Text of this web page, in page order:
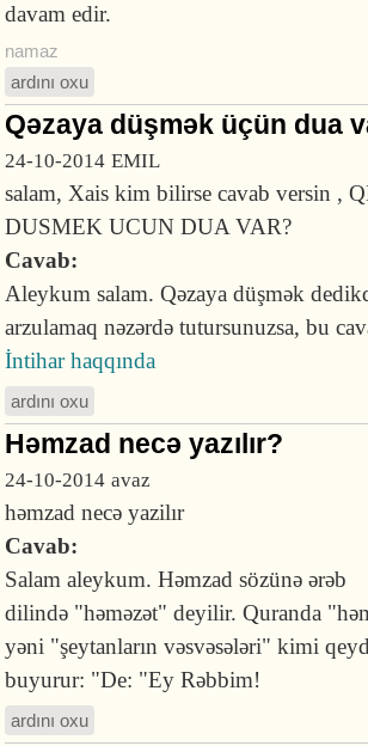
davam edir.
namaz
ardını oxu
Qəzaya düşmək üçün dua
24-10-2014 EMIL
salam, Xais kim bilirse cavab versin ,
DUSMEK UCUN DUA VAR?
Cavab:
Aleykum salam. Qəzaya düşmək
arzulamaq nəzərdə tutursunuzsa, bu
İntihar haqqında
ardını oxu
Həmzad necə yazılır?
24-10-2014 avaz
həmzad necə yazilır
Cavab:
Salam aleykum. Həmzad sözünə ərəb
dilində "həməzət" deyilir. Quranda
yəni "şeytanların vəsvəsələri" kimi
buyurur: "De: "Ey Rəbbim!
ardını oxu